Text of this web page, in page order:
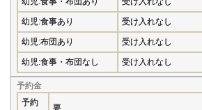
幼児:食事あり 受け入れなし
幼児:布団あり 受け入れなし
幼児:食事・布団なし 受け入れなし
予約金
予約
要